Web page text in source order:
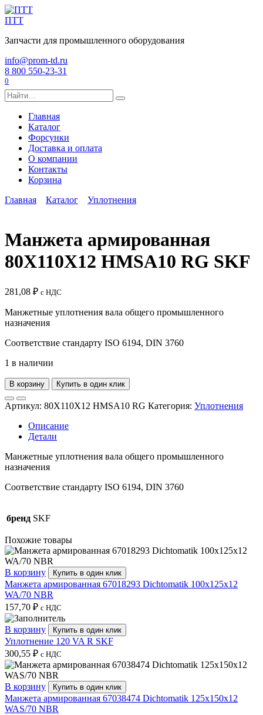
Перейти
к
ПТТ
Запчасти для промышленного оборудования
info@prom-td.ru
8 800 550-23-31
0
Search
for:
Главная
Каталог
Форсунки
Доставка и оплата
О компании
Контакты
Корзина
Главная
Каталог Уплотнения
Манжета армированная
80X110X12 HMSA10 RG SKF
281,08 ₽ с НДС
Манжетные уплотнения вала общего промышленного
назначения
Соответствие стандарту ISO 6194, DIN 3760
1 в наличии
В корзину Купить в один клик
Артикул: 80X110X12 HMSA10 RG Категория: Уплотнения
Описание
Детали
Манжетные уплотнения вала общего промышленного
назначения
Соответствие стандарту ISO 6194, DIN 3760
бренд SKF
Похожие товары
В корзину Купить в один клик
Манжета армированная 67018293 Dichtomatik 100x125x12
WA/70 NBR
157,70 ₽ с НДС
В корзину Купить в один клик
Уплотнение 120 VA R SKF
300,55 ₽ с НДС
В корзину Купить в один клик
Манжета армированная 67038474 Dichtomatik 125x150x12
WAS/70 NBR